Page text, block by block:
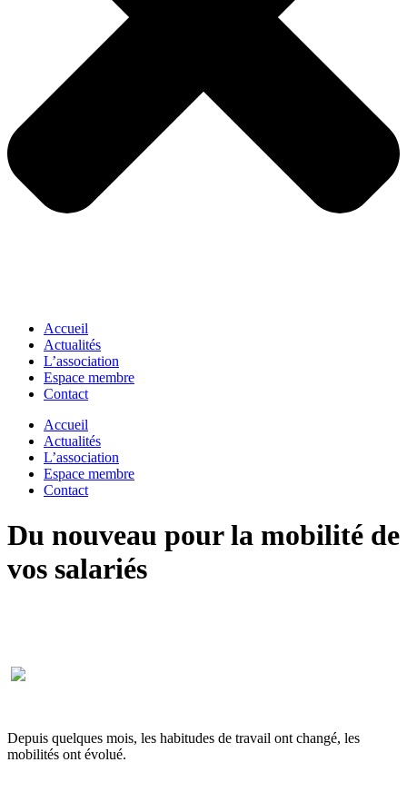
Accueil
Actualités
L’association
Espace membre
Contact
Accueil
Actualités
L’association
Espace membre
Contact
Du nouveau pour la mobilité de
vos salariés
Depuis quelques mois, les habitudes de travail ont changé, les
mobilités ont évolué.